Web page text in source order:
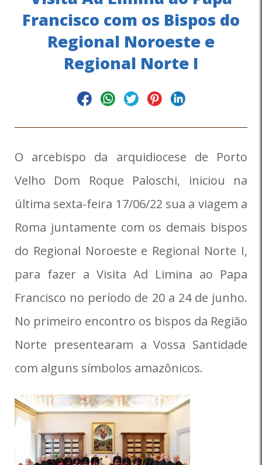
Francisco com os Bispos do
Regional Noroeste e
Regional Norte I
O arcebispo da arquidiocese de Porto
Velho Dom Roque Paloschi, iniciou na
última sexta-feira 17/06/22 sua a viagem a
Roma juntamente com os demais bispos
do Regional Noroeste e Regional Norte I,
para fazer a Visita Ad Limina ao Papa
Francisco no período de 20 a 24 de junho.
No primeiro encontro os bispos da Região
Norte presentearam a Vossa Santidade
com alguns símbolos amazônicos.